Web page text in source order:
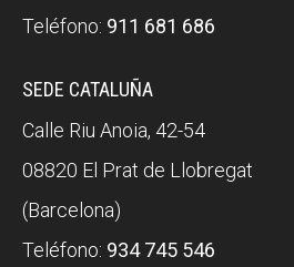
Teléfono: 911 681 686
SEDE CATALUÑA
Calle Riu Anoia, 42-54
08820 El Prat de Llobregat
(Barcelona)
Teléfono: 934 745 546